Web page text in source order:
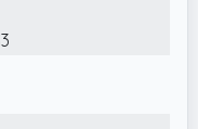
caso de
Un cadáver
y la policía